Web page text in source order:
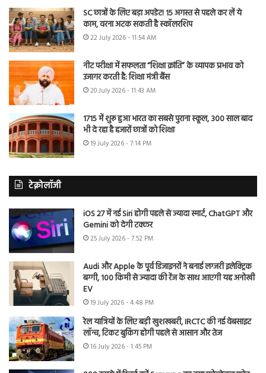
SC छात्रों के लिए बड़ा अपडेट! 15 अगस्त से पहले कर लें ये
काम, वरना अटक सकती है स्कॉलरशिप
22 July 2026 - 11:54 AM
नीट परीक्षा में सफलता “शिक्षा क्रांति” के व्यापक प्रभाव को
उजागर करती है: शिक्षा मंत्री बैंस
20 July 2026 - 11:43 AM
1715 में शुरू हुआ भारत का सबसे पुराना स्कूल, 300 साल बाद
भी दे रहा है हजारों छात्रों को शिक्षा
19 July 2026 - 7:14 PM
टेक्नोलॉजी
iOS 27 में नई Siri होगी पहले से ज्यादा स्मार्ट, ChatGPT और
Gemini को देगी टक्कर
25 July 2026 - 7:52 PM
Audi और Apple के पूर्व डिजाइनरों ने बनाई लग्जरी इलेक्ट्रिक
बग्गी, 100 किमी से ज्यादा की रेंज के साथ आएगी यह अनोखी
EV
19 July 2026 - 4:48 PM
रेल यात्रियों के लिए बड़ी खुशखबरी, IRCTC की नई वेबसाइट
लॉन्च, टिकट बुकिंग होगी पहले से आसान और तेज
16 July 2026 - 1:45 PM